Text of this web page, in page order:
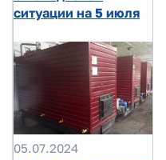
ситуации на 5 июля
05.07.2024